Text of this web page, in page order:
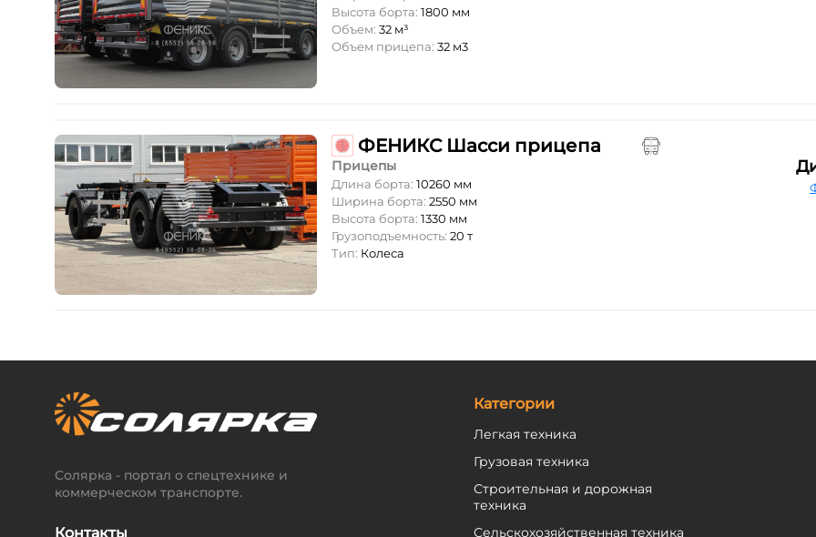
Высота борта: 1800 мм
Объем: 32 м³
Объем прицепа: 32 м3
ФЕНИКС Шасси прицепа
Прицепы
Длина борта: 10260 мм
Ширина борта: 2550 мм
Высота борта: 1330 мм
Грузоподъемность: 20 т
Тип: Колеса
Солярка - портал о спецтехнике и
коммерческом транспорте.
Контакты
Категории
Легкая техника
Грузовая техника
Строительная и дорожная
техника
Сельскохозяйственная техника